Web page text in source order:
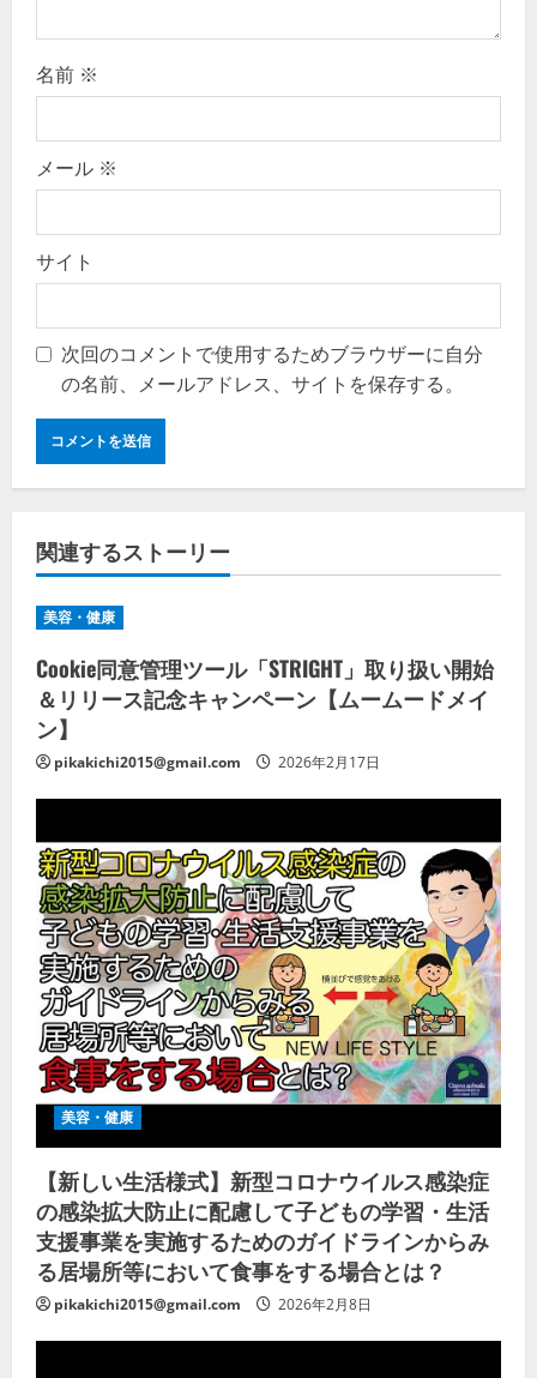
名前 ※
メール ※
サイト
次回のコメントで使用するためブラウザーに自分
の名前、メールアドレス、サイトを保存する。
関連するストーリー
美容・健康
Cookie同意管理ツール「STRIGHT」取り扱い開始
＆リリース記念キャンペーン【ムームードメイ
ン】
pikakichi2015@gmail.com 2026年2月17日
美容・健康
【新しい生活様式】新型コロナウイルス感染症
の感染拡大防止に配慮して子どもの学習・生活
支援事業を実施するためのガイドラインからみ
る居場所等において食事をする場合とは？
pikakichi2015@gmail.com 2026年2月8日